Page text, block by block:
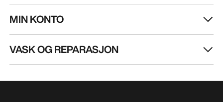
MIN KONTO
VASK OG REPARASJON